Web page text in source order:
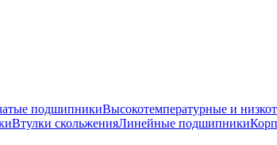
подшипникиВысокотемпературные и
Втулки скольженияЛинейные подшипники